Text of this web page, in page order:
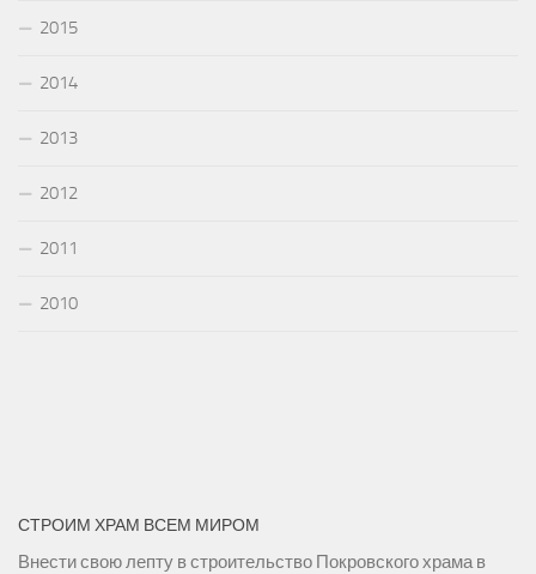
2015
2014
2013
2012
2011
2010
СТРОИМ ХРАМ ВСЕМ МИРОМ
Внести свою лепту в строительство Покровского храма в